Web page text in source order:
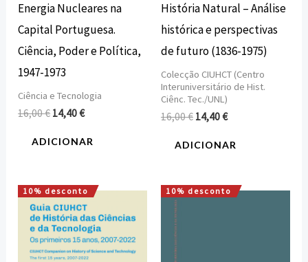
Energia Nucleares na
Capital Portuguesa.
Ciência, Poder e Política,
1947-1973
Ciência e Tecnologia
16,00€ 14,40€
ADICIONAR
História Natural – Análise
histórica e perspectivas
de futuro (1836-1975)
Colecção CIUHCT (Centro
Interuniversitário de Hist.
Ciênc. Tec./UNL)
16,00€ 14,40€
ADICIONAR
10% desconto
O
preço
original
era:
18,00 €.
O
preço
atual
é:
16,20 €.
10% desconto
O
O